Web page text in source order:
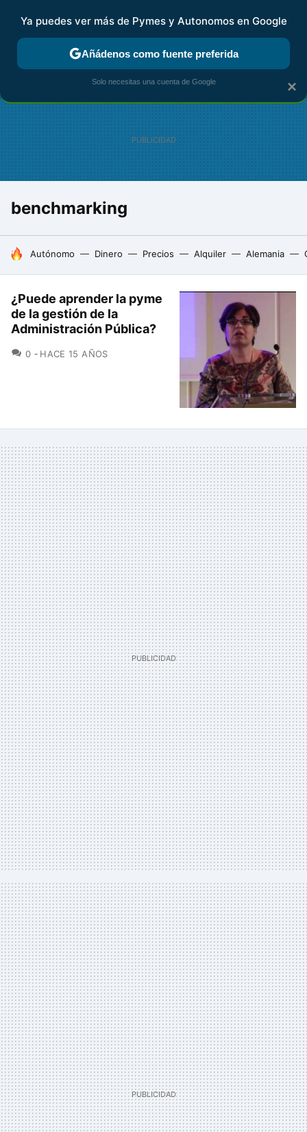
FISCALIDAD Y CONTABILIDAD KIT DIGITAL RENTA
benchmarking
HOY SE HABLA DE
Autónomo Dinero Precios Alquiler Alemania
¿Puede aprender la pyme
de la gestión de la
Administración Pública?
0 COMENTARIOS
HACE 15 AÑOS
×
Ya puedes ver más de Pymes y Autonomos en Google
Añádenos como fuente preferida
Solo necesitas una cuenta de Google